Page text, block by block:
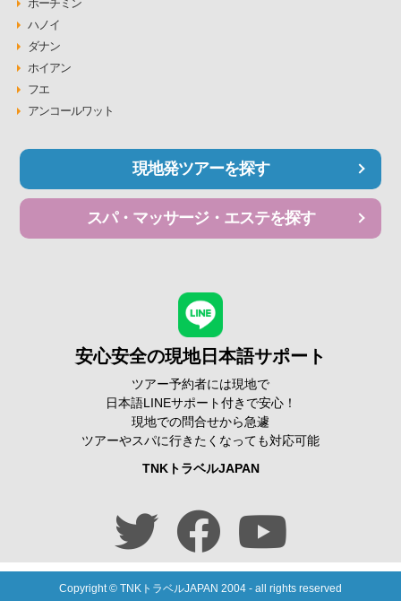
ホーチミン
ハノイ
ダナン
ホイアン
フエ
アンコールワット
現地発ツアーを探す
スパ・マッサージ・エステを探す
安心安全の現地日本語サポート
ツアー予約者には現地で
日本語LINEサポート付きで安心！
現地での問合せから急遽
ツアーやスパに行きたくなっても対応可能
TNKトラベルJAPAN
Copyright © TNKトラベルJAPAN 2004 - all rights reserved